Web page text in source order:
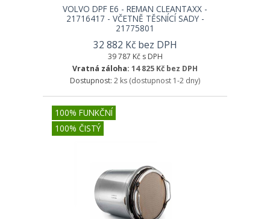
VOLVO DPF E6 - REMAN CLEANTAXX -
21716417 - VČETNĚ TĚSNÍCÍ SADY -
21775801
32 882 Kč bez DPH
39 787 Kč s DPH
Vratná záloha: 14 825 Kč bez DPH
Dostupnost: 2 ks (dostupnost 1-2 dny)
100% FUNKČNÍ
100% ČISTÝ